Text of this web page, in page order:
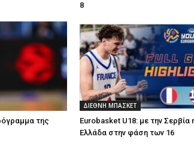
8
της
ΔΙΕΘΝΗ ΜΠΑΣΚΕΤ
Eurobasket U18: με την Σερβία
Ελλάδα στην φάση των 16